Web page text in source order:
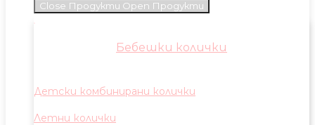
Close Продукти Open Продукти
Бебешки колички
Детски комбинирани колички
Летни колички